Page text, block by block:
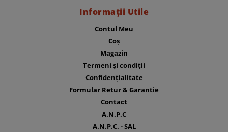
Informații Utile
Contul Meu
Coș
Magazin
Termeni și condiții
Confidențialitate
Formular Retur & Garantie
Contact
A.N.P.C
A.N.P.C. - SAL